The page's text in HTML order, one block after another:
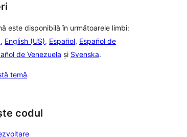
este disponibilă în următoarele limbi:
, English (US), Español, Español de
de Venezuela și Svenska.
temă
codul